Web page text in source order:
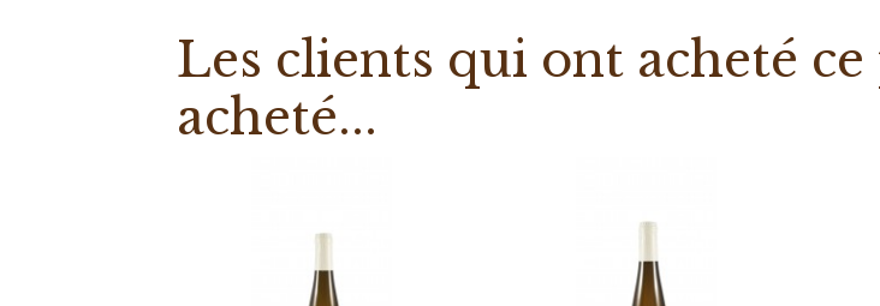
Les clients qui ont acheté
acheté...